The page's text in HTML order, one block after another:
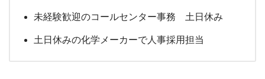
未経験歓迎のコールセンター事務 土日休み
土日休みの化学メーカーで人事採用担当